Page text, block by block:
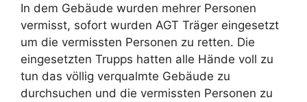
In dem Gebäude wurden mehrer Personen
vermisst, sofort wurden AGT Träger eingesetzt
um die vermissten Personen zu retten. Die
eingesetzten Trupps hatten alle Hände voll zu
tun das völlig verqualmte Gebäude zu
durchsuchen und die vermissten Personen zu